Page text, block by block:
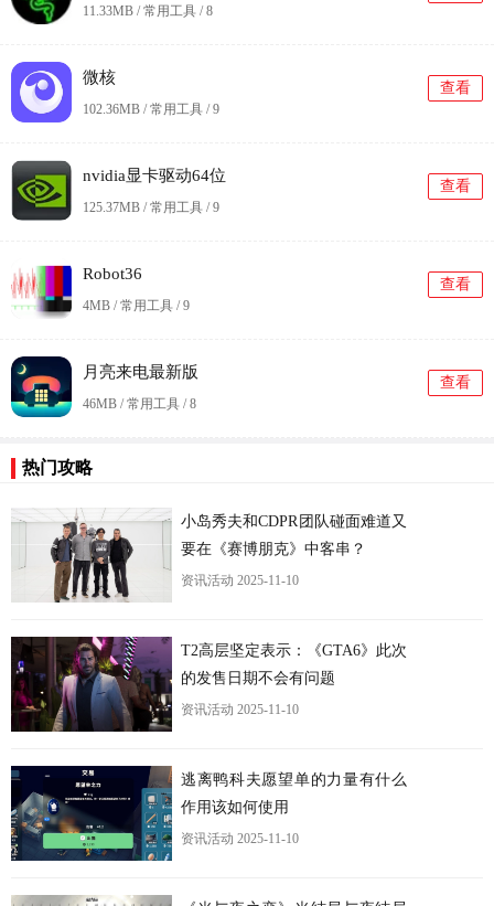
11.33MB / 常用工具 /8
微核
102.36MB / 常用工具 /9
查看
nvidia显卡驱动64位
125.37MB / 常用工具 /9
查看
Robot36
4MB / 常用工具 /9
查看
月亮来电最新版
46MB / 常用工具 /8
查看
热门攻略
小岛秀夫和CDPR团队碰面难道又
要在《赛博朋克》中客串？
资讯活动 2025-11-10
T2高层坚定表示：《GTA6》此次
的发售日期不会有问题
资讯活动 2025-11-10
逃离鸭科夫愿望单的力量有什么
作用该如何使用
资讯活动 2025-11-10